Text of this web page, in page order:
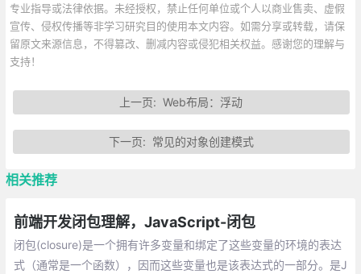
专业指导或法律依据。未经授权，禁止任何单位或个人以商业售卖、虚假
宣传、侵权传播等非学习研究目的使用本文内容。如需分享或转载，请保
留原文来源信息，不得篡改、删减内容或侵犯相关权益。感谢您的理解与
支持！
上一页:Web布局：浮动
下一页: 常见的对象创建模式
相关推荐
前端开发闭包理解，JavaScript-闭包
闭包(closure)是一个拥有许多变量和绑定了这些变量的环境的表达
式（通常是一个函数），因而这些变量也是该表达式的一部分。是J